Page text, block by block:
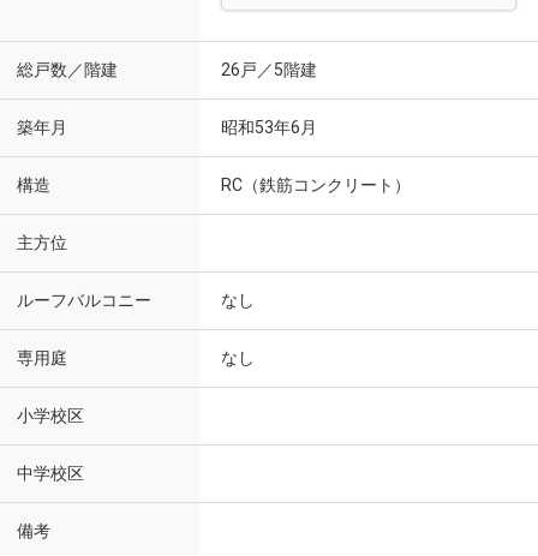
総戸数／階建 26戸／5階建
築年月 昭和53年6月
構造 RC（鉄筋コンクリート）
主方位
ルーフバルコニー なし
専用庭 なし
小学校区
中学校区
備考